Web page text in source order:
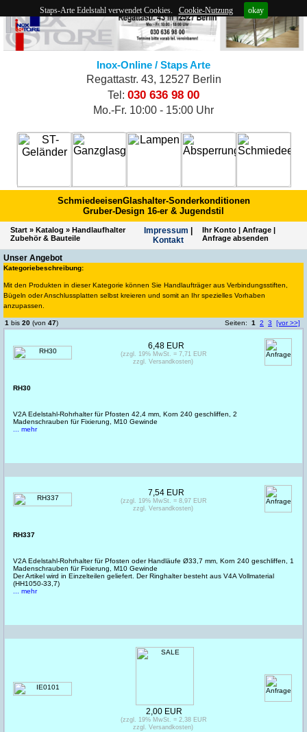
Staps-Arte Edelstahl verwendet Cookies. Cookie-Nutzung okay
Inox-Online / Staps Arte
Regattastr. 43, 12527 Berlin
Tel: 030 636 98 00
Mo.-Fr. 10:00 - 15:00 Uhr
SchmiedeeisenGlashalter-Sonderkonditionen
Gruber-Design 16-er & Jugendstil
Start » Katalog » Handlaufhalter
Zubehör & Bauteile
Impres­sum
Kontakt
Ihr Konto |Anfrage |
Anfrage absenden
Unser Angebot
Kategoriebeschreibung:
Mit den Produkten in dieser Kategorie können Sie Handlaufträger aus Verbindungsstiften,
Bügeln oder Anschlussplatten selbst kreieren und somit an Ihr spezielles Vorhaben
anzupassen.
1 bis 20 (von 47) Seiten: 1 2 3 [vor >>]
RH30
V2A Edelstahl-Rohrhalter für Pfosten 42,4 mm, Korn 240 geschliffen, 2
Madenschrauben für Fixierung, M10 Gewinde
... mehr
6,48 EUR
(zzgl. 19% MwSt. = 7,71 EUR
zzgl. Versandkosten)
RH337
V2A Edelstahl-Rohrhalter für Pfosten oder Handläufe Ø33,7 mm, Korn 240 geschliffen, 1
Madenschrauben für Fixierung, M10 Gewinde
Der Artikel wird in Einzelteilen geliefert. Der Ringhalter besteht aus V4A Vollmaterial
(HH1050-33,7)
... mehr
7,54 EUR
(zzgl. 19% MwSt. = 8,97 EUR
zzgl. Versandkosten)
2,00 EUR
(zzgl. 19% MwSt. = 2,38 EUR
zzgl. Versandkosten)